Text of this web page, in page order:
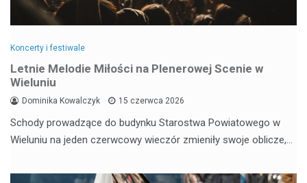
Koncerty i festiwale
Letnie Melodie Miłości na Plenerowej Scenie w
Wieluniu
Dominika Kowalczyk 15 czerwca 2026
Schody prowadzące do budynku Starostwa Powiatowego w
Wieluniu na jeden czerwcowy wieczór zmieniły swoje oblicze,…